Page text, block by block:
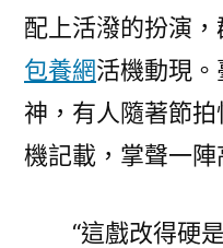
配上活潑的扮演
包養網活機動現
神，有人隨著節
機記載，掌聲一陣
“這戲改得硬